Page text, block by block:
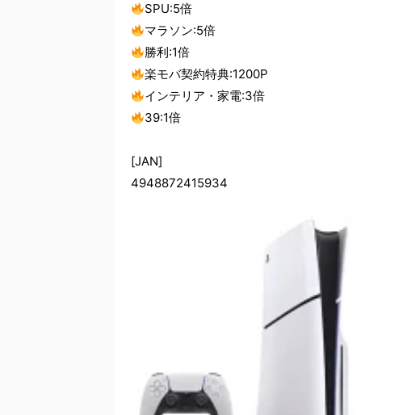
SPU:5倍
マラソン:5倍
勝利:1倍
楽モバ契約特典:1200P
インテリア・家電:3倍
39:1倍
[JAN]
4948872415934